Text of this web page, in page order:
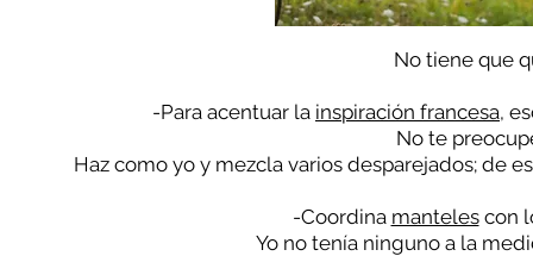
No tiene que
-Para acentuar la inspiración francesa,
No te
Haz como yo y mezcla varios desparejados; de
-Coordina mantelescon
Yo no tenía ninguno a la